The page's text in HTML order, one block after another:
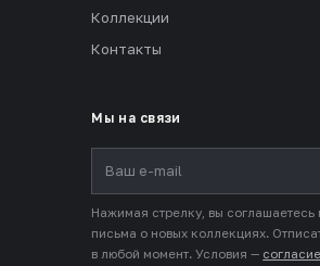
Коллекции
Контакты
Мы на связи
Нажимая стрелку, вы соглашаетесь
письма о новых коллекциях.
в любой момент. Условия —